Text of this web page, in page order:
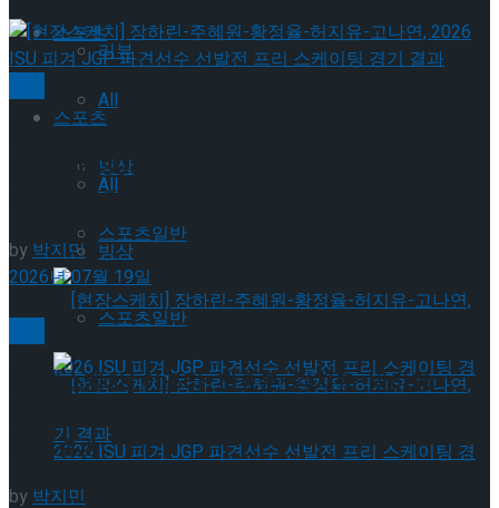
스포츠
All
빙상
스포츠일반
리뷰
스포츠
All
빙상
스포츠일반
[현장스케치] 장하린-주혜원-황정율-허지유-고나
연, 2026 ISU 피겨 JGP 파견선수 선발전 프리 스케
이팅 경기 결과
by박지민
2026년 07월 19일
[현장스케치] 이규리-전효은-김지유-박하영,
경기 결과
by 박지민